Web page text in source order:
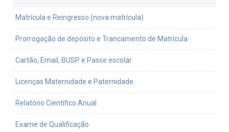
Matrícula e Reingresso (nova matrícula)
Prorrogação de depósito e Trancamento de Matrícula
Cartão, Email, BUSP e Passe escolar
Licenças Maternidade e Paternidade
Relatório Científico Anual
Exame de Qualificação